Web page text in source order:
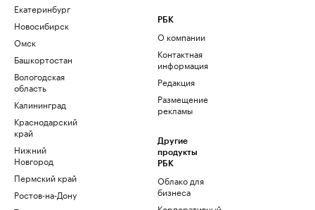
Екатеринбург
Новосибирск
Омск
Башкортостан
Вологодская
область
Калининград
Краснодарский
край
Нижний
Новгород
Пермский край
Ростов-на-Дону
РБК
О компании
Контактная
информация
Редакция
Размещение
рекламы
Другие
продукты
РБК
Облако для
бизнеса